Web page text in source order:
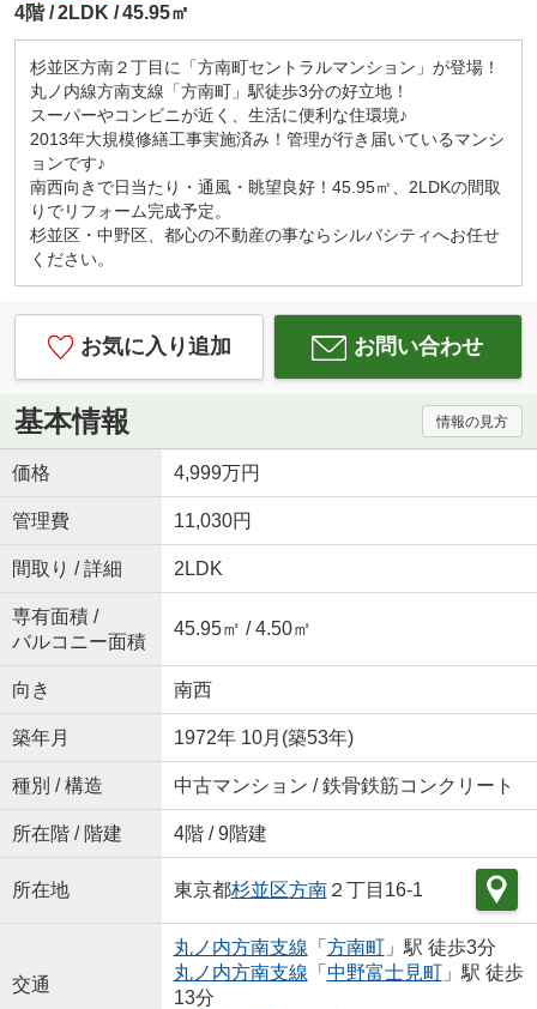
4階 2LDK 45.95㎡
杉並区方南２丁目に「方南町セントラルマンション」が登場！
丸ノ内線方南支線「方南町」駅徒歩3分の好立地！
スーパーやコンビニが近く、生活に便利な住環境♪
2013年大規模修繕工事実施済み！管理が行き届いているマンシ
ョンです♪
南西向きで日当たり・通風・眺望良好！45.95㎡、2LDKの間取
りでリフォーム完成予定。
杉並区・中野区、都心の不動産の事ならシルバシティへお任せ
ください。
お気に入り追加 お問い合わせ
基本情報 情報の見方
価格 4,999万円
管理費 11,030円
間取り / 詳細 2LDK
専有面積 /
バルコニー面積
45.95㎡ / 4.50㎡
向き 南西
築年月 1972年 10月(築53年)
種別 / 構造 中古マンション / 鉄骨鉄筋コンクリート
所在階 / 階建 4階 / 9階建
所在地 東京都杉並区方南２丁目16-1
交通
丸ノ内方南支線 「 方南町」駅 徒歩3分
丸ノ内方南支線 「 中野富士見町」駅 徒歩
13分